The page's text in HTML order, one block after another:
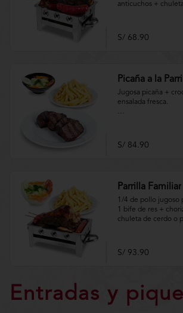
anticuchos +
Aplica terminos y
condiciones.https://
S/ 68.90
Picaña a la
Jugosa picaña +
ensalada fresca.
m/TYCGenerales
S/ 84.90
Parrilla Familiar
1/4 de pollo jugoso
1 bife de res +
chuleta de cerdo o
Aplica terminos y
S/ 93.90
Entradas y